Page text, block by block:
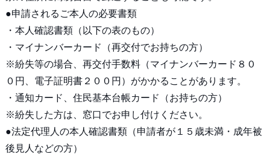
●申請されるご本人の必要書類
・本人確認書類（以下の表のもの）
・マイナンバーカード（再交付でお持ちの方）
※紛失等の場合、再交付手数料（マイナンバーカード８０
０円、電子証明書２００円）がかかることがあります。
・通知カード、住民基本台帳カード（お持ちの方）
※紛失した方は、窓口でお申し付けください。
●法定代理人の本人確認書類（申請者が１５歳未満・成年被
後見人などの方）